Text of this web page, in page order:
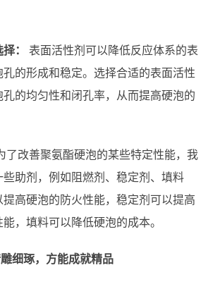
：
表面活性剂可以降低反应体系的表
孔的形成和稳定。选择合适的表面活性
孔的均匀性和闭孔率，从而提高硬泡的
了改善聚氨酯硬泡的某些特定性能，我
助剂，例如阻燃剂、稳定剂、填料
高硬泡的防火性能，稳定剂可以提高
，填料可以降低硬泡的成本。
细琢，方能成就精品